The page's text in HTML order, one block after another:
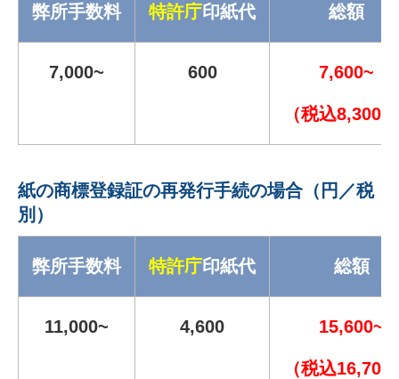
弊所手数料 特許庁印紙代 総額
7,000~ 600 7,600~
（税込8,300~
紙の商標登録証の再発行手続の場合（円／税
別）
弊所手数料 特許庁印紙代 総額
11,000~ 4,600 15,600~
（税込